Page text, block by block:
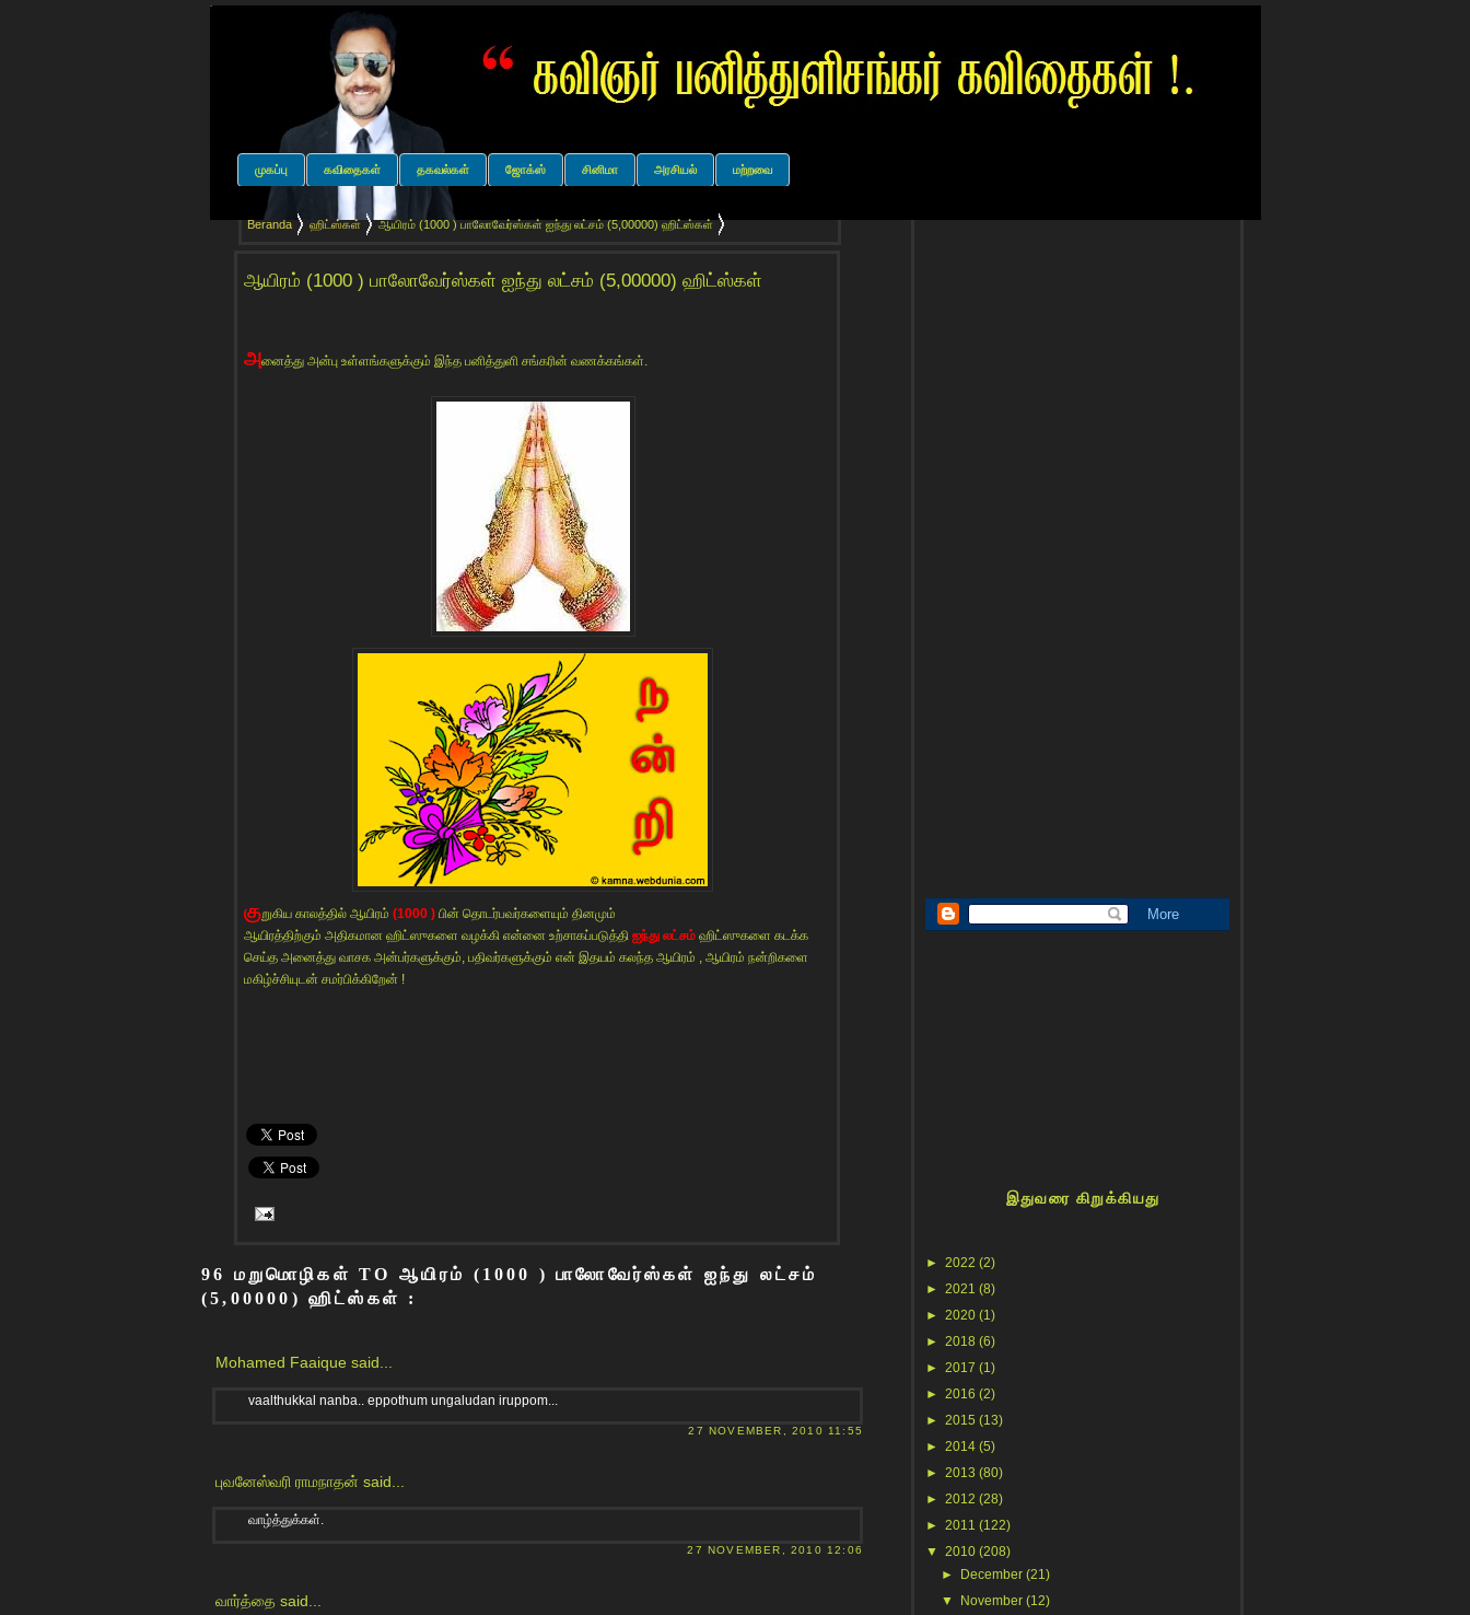
முகப்பு கவிதைகள் தகவல்கள் ஜோக்ஸ் சினிமா அரசியல் மற்றவை
Beranda ஹிட்ஸ்கள் ஆயிரம் (1000 ) பாலோவேர்ஸ்கள் ஐந்து லட்சம் (5,00000) ஹிட்ஸ்கள்
ஆயிரம் (1000 ) பாலோவேர்ஸ்கள் ஐந்து லட்சம் (5,00000) ஹிட்ஸ்கள்
அனைத்து அன்பு உள்ளங்களுக்கும் இந்த பனித்துளி சங்கரின் வணக்கங்கள்.
குறுகிய காலத்தில் ஆயிரம் (1000 ) பின் தொடர்பவர்களையும் தினமும்
ஆயிரத்திற்கும் அதிகமான ஹிட்ஸுகளை வழக்கி என்னை உற்சாகப்படுத்தி ஐந்து லட்சம் ஹிட்ஸுகளை கடக்க
செய்த அனைத்து வாசக அன்பர்களுக்கும், பதிவர்களுக்கும் என் இதயம் கலந்த ஆயிரம் , ஆயிரம் நன்றிகளை
மகிழ்ச்சியுடன் சமர்பிக்கிறேன் !
96 மறுமொழிகள் TO ஆயிரம் (1000 ) பாலோவேர்ஸ்கள் ஐந்து லட்சம்
(5,00000) ஹிட்ஸ்கள் :
Mohamed Faaique said...
vaalthukkal nanba.. eppothum ungaludan iruppom...
27 NOVEMBER, 2010 11:55
புவனேஸ்வரி ராமநாதன் said...
வாழ்த்துக்கள்.
27 NOVEMBER, 2010 12:06
வார்த்தை said...
இதுவரை கிறுக்கியது
► 2022 (2)
► 2021 (8)
► 2020 (1)
► 2018 (6)
► 2017 (1)
► 2016 (2)
► 2015 (13)
► 2014 (5)
► 2013 (80)
► 2012 (28)
► 2011 (122)
▼ 2010 (208)
►
December (21)
▼
November (12)